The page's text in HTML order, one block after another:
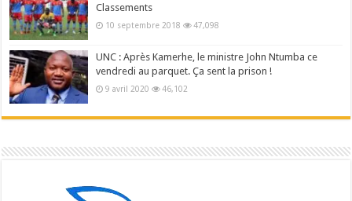
Classements
10 septembre 2018 47,098
UNC : Après Kamerhe, le ministre John Ntumba ce
vendredi au parquet. Ça sent la prison !
9 avril 2020 46,102